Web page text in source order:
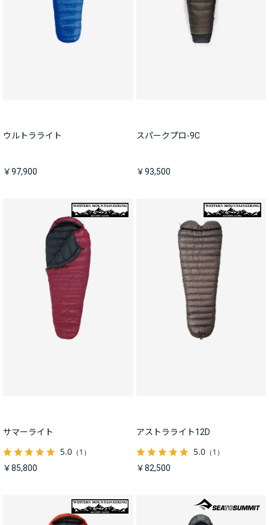
ウルトラライト
￥97,900
スパークプロ-9C
￥93,500
サマーライト
5.0 （1）
￥85,800
アストラライト12D
5.0（1）
￥82,500